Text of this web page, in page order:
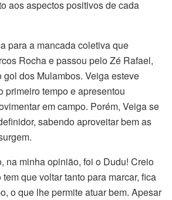
aos aspectos positivos de cada
para a mancada coletiva que
Rocha e passou pelo Zé Rafael,
dos Mulambos. Veiga esteve
primeiro tempo e apresentou
em campo. Porém, Veiga se
sabendo aproveitar bem as
na minha opinião, foi o Dudu! Creio
que voltar tanto para marcar, fica
o que lhe permite atuar bem. Apesar